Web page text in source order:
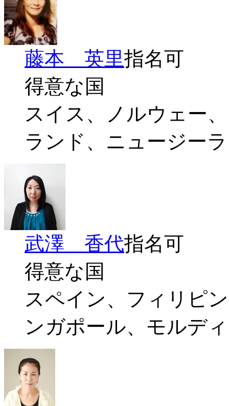
藤本 英里指名可
得意な国
スイス、ノルウェー
ランド、ニュージー
武澤 香代指名可
得意な国
スペイン、フィリピ
ンガポール、モルデ